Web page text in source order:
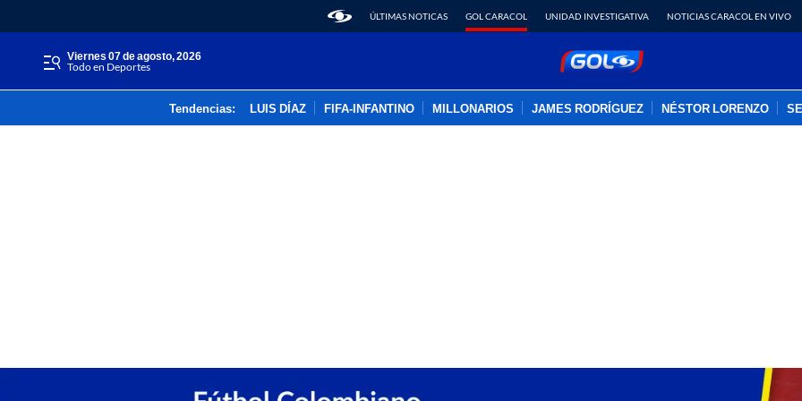
ÚLTIMAS NOTICAS GOL CARACOL UNIDAD INVESTIGATIVA NOTICIAS CARACOL EN VIVO
viernes 07 de agosto, 2026
Todo en Deportes
Tendencias: LUIS DÍAZ FIFA-INFANTINO MILLONARIOS JAMES RODRÍGUEZ NÉSTOR LORENZO